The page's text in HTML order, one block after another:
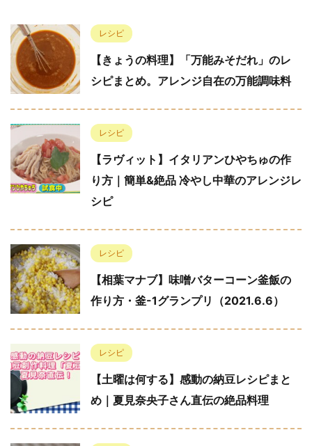
レシピ
【きょうの料理】「万能みそだれ」のレ
シピまとめ。アレンジ自在の万能調味料
レシピ
【ラヴィット】イタリアンひやちゅの作
り方｜簡単&絶品 冷やし中華のアレンジレ
シピ
レシピ
【相葉マナブ】味噌バターコーン釜飯の
作り方・釜-1グランプリ（2021.6.6）
レシピ
【土曜は何する】感動の納豆レシピまと
め｜夏見奈央子さん直伝の絶品料理